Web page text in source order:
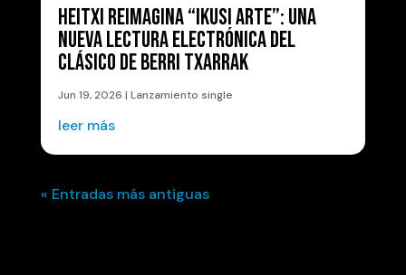
HEITXI REIMAGINA “IKUSI ARTE”: UNA
NUEVA LECTURA ELECTRÓNICA DEL
CLÁSICO DE BERRI TXARRAK
Jun 19, 2026 | Lanzamiento single
leer más
« Entradas más antiguas